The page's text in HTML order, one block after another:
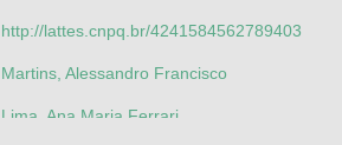
http://lattes.cnpq.br/4241584562789403
Martins, Alessandro Francisco
Lima, Ana Maria Ferrari